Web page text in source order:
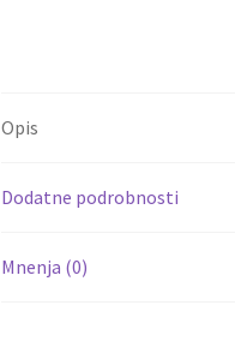
Opis
Dodatne podrobnosti
Mnenja (0)